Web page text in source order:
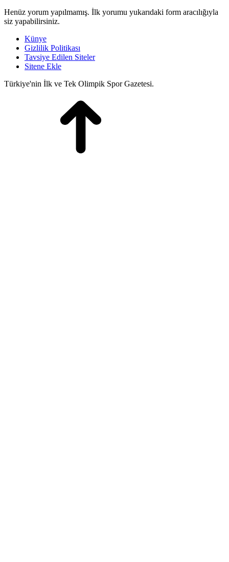
Henüz yorum yapılmamış. İlk yorumu yukarıdaki form aracılığıyla
siz yapabilirsiniz.
Künye
Gizlilik Politikası
Tavsiye Edilen Siteler
Sitene Ekle
Türkiye'nin İlk ve Tek Olimpik Spor Gazetesi.